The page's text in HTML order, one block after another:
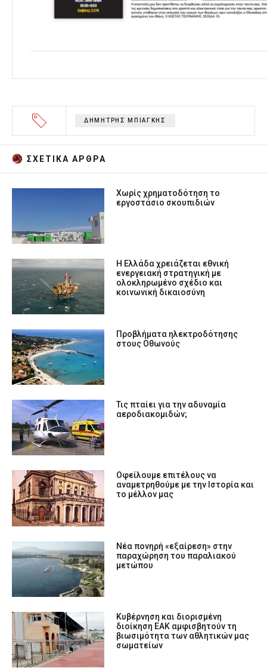
ΔΗΜΗΤΡΗΣ ΜΠΙΑΓΚΗΣ
ΣΧΕΤΙΚA AΡΘΡΑ
Χωρίς χρηματοδότηση το
εργοστάσιο σκουπιδιών
Η Ελλάδα χρειάζεται εθνική
ενεργειακή στρατηγική με
ολοκληρωμένο σχέδιο και
κοινωνική δικαιοσύνη
Προβλήματα ηλεκτροδότησης
στους Οθωνούς
Τις πταίει για την αδυναμία
αεροδιακομιδών;
Οφείλουμε επιτέλους να
αναμετρηθούμε με την Ιστορία και
το μέλλον μας
Νέα πονηρή «εξαίρεση» στην
παραχώρηση του παραλιακού
μετώπου
Κυβέρνηση και διορισμένη
διοίκηση ΕΑΚ αμφισβητούν τη
βιωσιμότητα των αθλητικών μας
σωματείων